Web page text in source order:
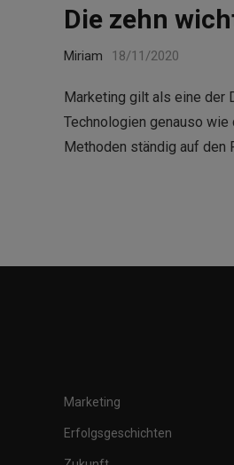
Die zehn
Miriam 18/11/2020
Marketing gilt als eine der
Technologien genauso
Methoden ständig auf den
Marketing
Erfolgsgeschichten